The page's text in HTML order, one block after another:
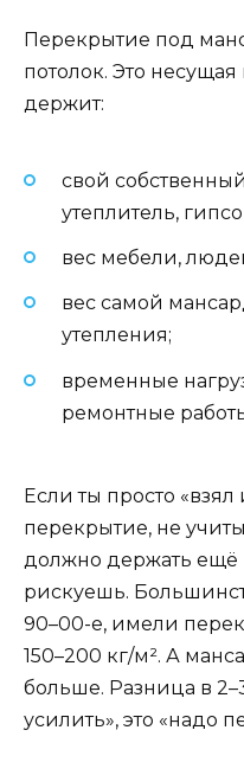
Перекрытие под
потолок. Это
держит:
свой
утеплитель,
вес мебели,
вес самой
утепления;
временные
ремонтные
Если ты просто
перекрытие, не
должно держать
рискуешь.
90–00-е, имели
150–200 кг/м². А
больше. Разница в
усилить», это «надо